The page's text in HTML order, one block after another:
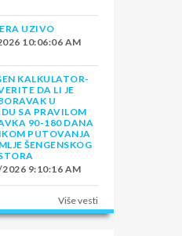
UZIVO
10:06:06 AM
KALKULATOR-
DA LI JE
U
SA PRAVILOM
90-180 DANA
PUTOVANJA
ŠENGENSKOG
9:10:16 AM
Više vesti